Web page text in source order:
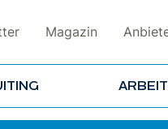
Magazin